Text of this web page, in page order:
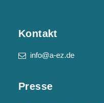
Kontakt
info@a-ez.de
Presse